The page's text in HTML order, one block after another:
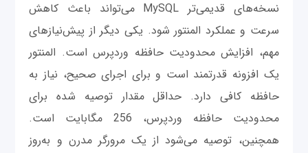
نسخه‌های قدیمی‌تر MySQL می‌تواند باعث کاهش
سرعت و عملکرد المنتور شود. یکی دیگر از پیش‌نیازهای
مهم، افزایش محدودیت حافظه وردپرس است. المنتور
یک افزونه قدرتمند است و برای اجرای صحیح، نیاز به
حافظه کافی دارد. حداقل مقدار توصیه شده برای
محدودیت حافظه وردپرس، 256 مگابایت است.
همچنین، توصیه می‌شود از یک مرورگر مدرن و به‌روز